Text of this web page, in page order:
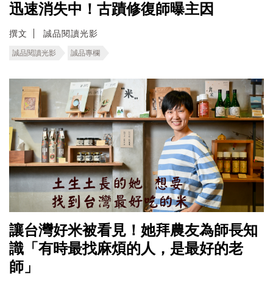
迅速消失中！古蹟修復師曝主因
撰文 誠品閱讀光影
誠品閱讀光影 誠品專欄
讓台灣好米被看見！她拜農友為師長知
識「有時最找麻煩的人，是最好的老
師」